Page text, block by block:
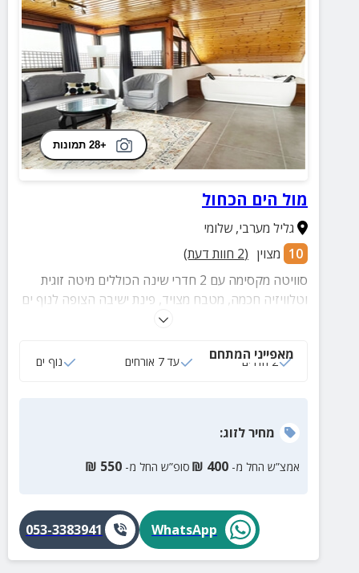
+28 תמונות
מול הים הכחול
גליל מערבי,שלומי
10 מצוין (
2 חוות דעת)
סוויטה מקסימה עם 2 חדרי שינה הכוללים מיטה זוגית
וטלוויזיה חכמה, מטבח מצויד, פינת ישיבה הצופה לנוף ים
מאפייני המתחם
2 חדרים עד 7 אורחים נוף ים
מחירלזוג:
אמצ”ש החל מ- 400
₪ סופ”ש החל מ- 550
₪
WhatsApp
053-3383941